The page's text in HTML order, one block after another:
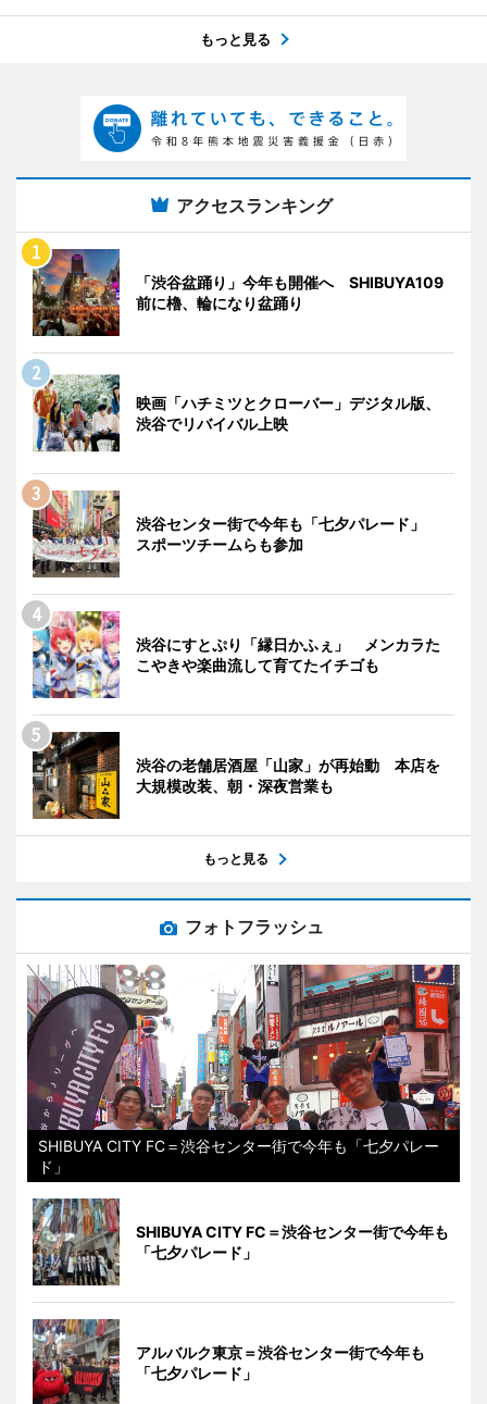
もっと見る
アクセスランキング
「渋谷盆踊り」今年も開催へ SHIBUYA109
前に櫓、輪になり盆踊り
映画「ハチミツとクローバー」デジタル版、
渋谷でリバイバル上映
渋谷センター街で今年も「七夕パレード」
スポーツチームらも参加
渋谷にすとぷり「縁日かふぇ」 メンカラた
こやきや楽曲流して育てたイチゴも
渋谷の老舗居酒屋「山家」が再始動 本店を
大規模改装、朝・深夜営業も
もっと見る
フォトフラッシュ
SHIBUYA CITY FC＝渋谷センター街で今年も「七夕パレー
ド」
SHIBUYA CITY FC＝渋谷センター街で今年も
「七夕パレード」
アルバルク東京＝渋谷センター街で今年も
「七夕パレード」